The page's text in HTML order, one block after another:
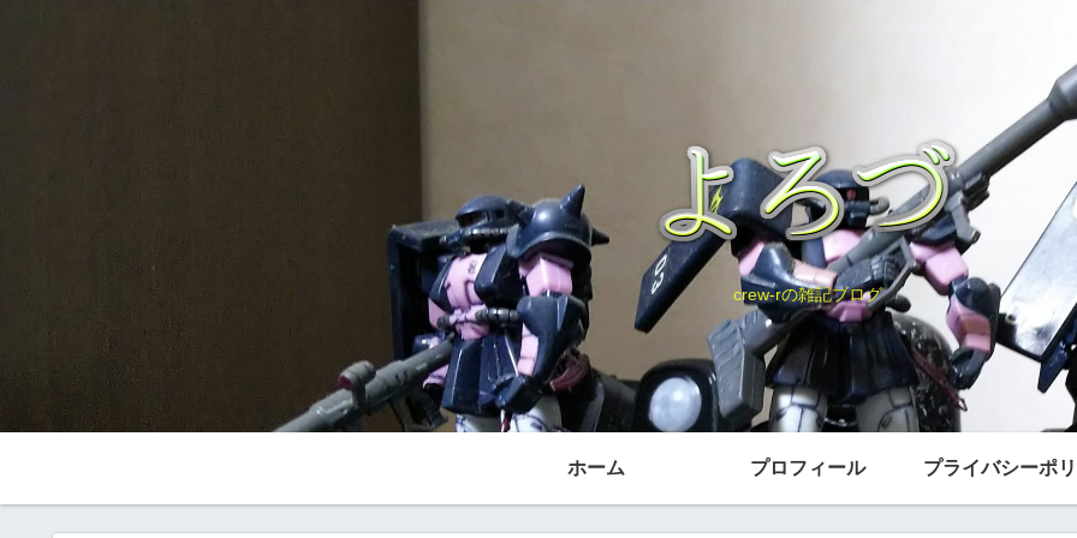
crew-rの雑記ブログ
ホーム プロフィール プライバシーポ